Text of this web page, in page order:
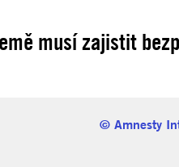
musí zajistit